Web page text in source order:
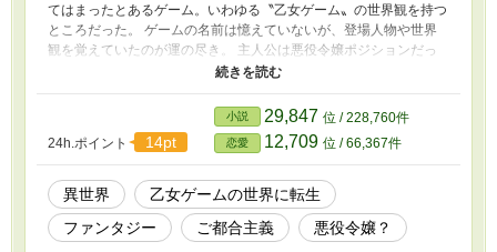
てはまったとあるゲーム。いわゆる〝乙女ゲーム〟の世界観を持つ
ところだった。 ゲームの名前は憶えていないが、登場人物や世界
観を覚えていたのが運の尽き。 主人公は悪役令嬢ポジションだっ
たのだ。 「あら……？名前は悪役令嬢ですけれど、いろいろと違
した、自分の前世。それと当時に思い出した、乙女ゲームの内容。
だが、その内容は現実とはかなりゲームとかけ離れていて……。
悪役令嬢の名前を持つ主人公が悪役にならず、山も谷もオチもな
く、幸せに暮らす話。
24h.ポイント 14pt
小説 29,847 位 / 228,760件
恋愛 12,709 位 / 66,367件
異世界
乙女ゲームの世界に転生
ファンタジー
ご都合主義 悪役令嬢？